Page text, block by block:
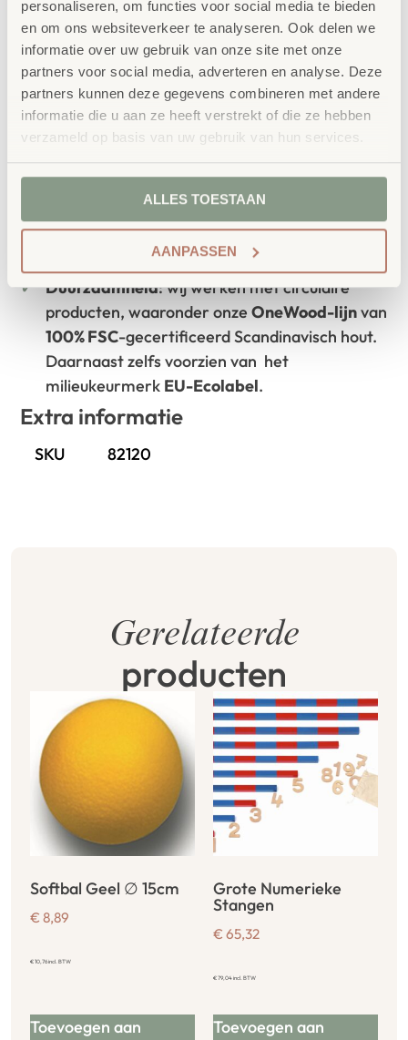
personaliseren, om functies voor social media te bieden
en om ons websiteverkeer te analyseren. Ook delen we
informatie over uw gebruik van onze site met onze
partners voor social media, adverteren en analyse. Deze
partners kunnen deze gegevens combineren met andere
informatie die u aan ze heeft verstrekt of die ze hebben
verzameld op basis van uw gebruik van hun services.
ALLES TOESTAAN
AANPASSEN
leerkrachten.
Waarom School Concept?
en onze ervaring
: al ons school- en
kinderopvangmeubilair is uitvoerig getest en
voldoet aan GS- en TÜV-keuringen
Duurzaamheid: wij werken met circulaire
producten, waaronder onzeOneWood-lijnvan
100% FSC-gecertificeerd Scandinavisch hout.
Daarnaast zelfs voorzien van het
milieukeurmerk EU-Ecolabel.
Extra informatie
SKU 82120
Gerelateerde
producten
Softbal Geel ∅ 15cm
€ 8,89
€10,76incl. BTW
Toevoegen aan
Grote Numerieke
Stangen
€ 65,32
€79,04incl. BTW
Toevoegen aan